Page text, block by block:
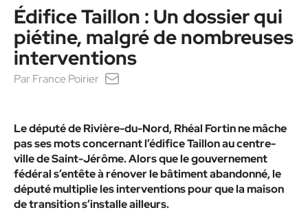
Édifice Taillon : Un dossier qui
piétine, malgré de nombreuses
interventions
Par France Poirier
Le député de Rivière-du-Nord, Rhéal Fortin ne mâche
pas ses mots concernant l’édifice Taillon au centre-
ville de Saint-Jérôme. Alors que le gouvernement
fédéral s’entête à rénover le bâtiment abandonné, le
député multiplie les interventions pour que la maison
de transition s’installe ailleurs.